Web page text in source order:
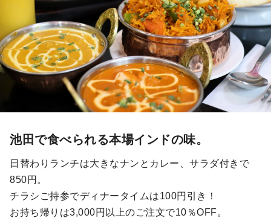
池田で食べられる本場インドの味。
日替わりランチは大きなナンとカレー、サラダ付きで
850円。
チラシご持参でディナータイムは100円引き！
お持ち帰りは3,000円以上のご注文で10％OFF。